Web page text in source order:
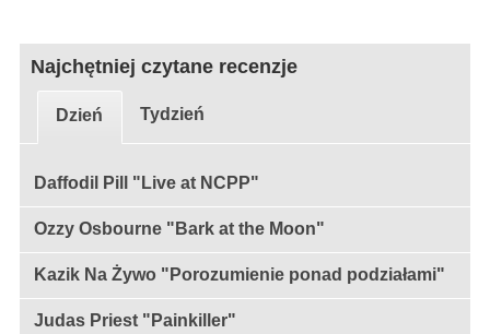
Najchętniej czytane recenzje
Dzień Tydzień
Daffodil Pill "Live at NCPP"
Ozzy Osbourne "Bark at the Moon"
Kazik Na Żywo "Porozumienie ponad podziałami"
Judas Priest "Painkiller"